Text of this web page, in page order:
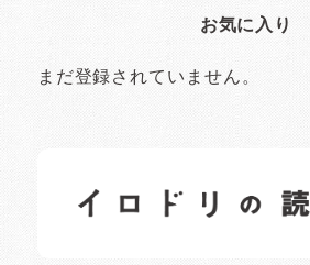
お気に入り
まだ登録されていません。
日常の様子など随時更新中です。